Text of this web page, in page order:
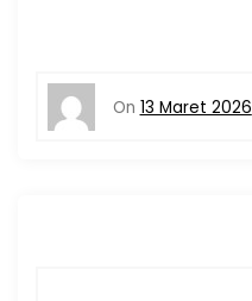
On 13 Maret 2026